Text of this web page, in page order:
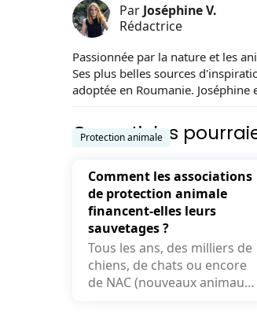
Par Joséphine V.
Rédactrice
Passionnée par la nature et les
Ses plus belles sources
adoptée en Roumanie.
Ces articles
Protection animale
Comment les associations
de protection animale
financent-elles leurs
sauvetages ?
Tous les ans, des milliers de
chiens, de chats ou encore
de NAC (nouveaux animaux